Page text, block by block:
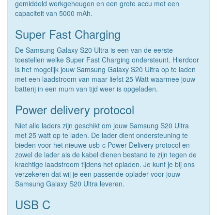
gemiddeld werkgeheugen en een grote accu met een
capaciteit van 5000 mAh.
Super Fast Charging
De Samsung Galaxy S20 Ultra is een van de eerste
toestellen welke Super Fast Charging ondersteunt. Hierdoor
is het mogelijk jouw Samsung Galaxy S20 Ultra op te laden
met een laadstroom van maar liefst 25 Watt waarmee jouw
batterij in een mum van tijd weer is opgeladen.
Power delivery protocol
Niet alle laders zijn geschikt om jouw Samsung S20 Ultra
met 25 watt op te laden. De lader dient ondersteuning te
bieden voor het nieuwe usb-c Power Delivery protocol en
zowel de lader als de kabel dienen bestand te zijn tegen de
krachtige laadstroom tijdens het opladen. Je kunt je bij ons
verzekeren dat wij je een passende oplader voor jouw
Samsung Galaxy S20 Ultra leveren.
USB C